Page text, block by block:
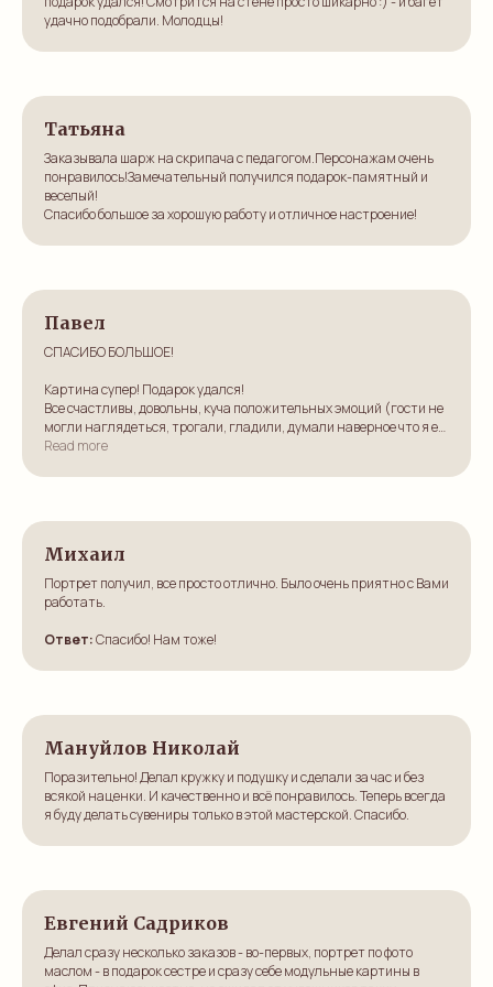
удачно подобрали. Молодцы!
Татьяна
Заказывала шарж на скрипача с педагогом.Персонажам очень
понравилось!Замечательный получился подарок-памятный и
веселый!
Спасибо большое за хорошую работу и отличное настроение!
Павел
СПАСИБО БОЛЬШОЕ!
Картина супер! Подарок удался!
Все счастливы, довольны, куча положительных эмоций (гости не
могли наглядеться, трогали, гладили, думали наверное что я её
с «Эрмитажа» принёс))))!
Очень приятно было работать с Вами (оперативно, качественно
Ответ:О! Павел, спасибо, нам очень приятно. Этот портрет
маслом был просто супер! Сами гордимся такой работой!
Read more
Михаил
Портрет получил, все просто отлично. Было очень приятно с Вами
работать.
Ответ:Спасибо! Нам тоже!
Мануйлов Николай
Поразительно! Делал кружку и подушку и сделали за час и без
всякой наценки. И качественно и всё понравилось. Теперь всегда
я буду делать сувениры только в этой мастерской. Спасибо.
Евгений Садриков
Делал сразу несколько заказов - во-первых, портрет по фото
маслом - в подарок сестре и сразу себе модульные картины в